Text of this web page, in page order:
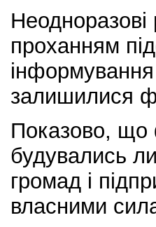
проханням
інформування
залишилися
Показово, що
будувались
громад і
власними